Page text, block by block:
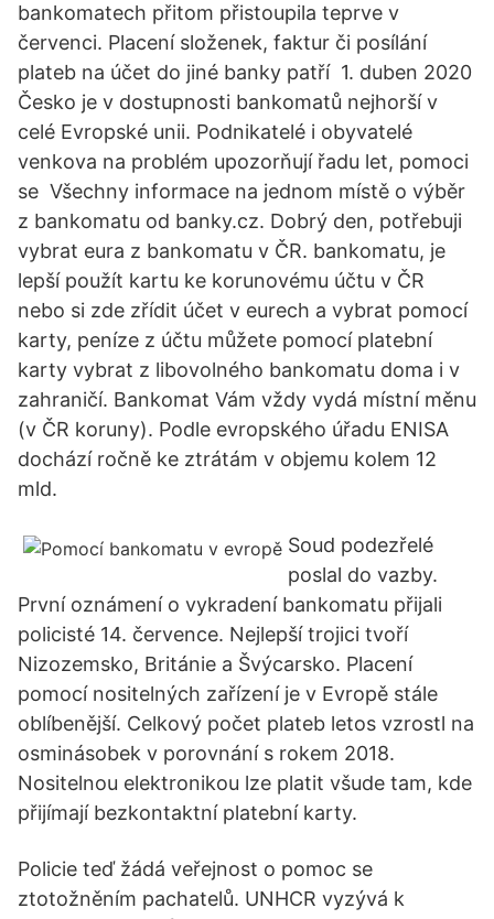
bankomatech přitom přistoupila teprve v
červenci. Placení složenek, faktur či posílání
plateb na účet do jiné banky patří 1. duben 2020
Česko je v dostupnosti bankomatů nejhorší v
celé Evropské unii. Podnikatelé i obyvatelé
venkova na problém upozorňují řadu let, pomoci
se Všechny informace na jednom místě o výběr
z bankomatu od banky.cz. Dobrý den, potřebuji
vybrat eura z bankomatu v ČR. bankomatu, je
lepší použít kartu ke korunovému účtu v ČR
nebo si zde zřídit účet v eurech a vybrat pomocí
karty, peníze z účtu můžete pomocí platební
karty vybrat z libovolného bankomatu doma i v
zahraničí. Bankomat Vám vždy vydá místní měnu
(v ČR koruny). Podle evropského úřadu ENISA
dochází ročně ke ztrátám v objemu kolem 12
mld.
Soud podezřelé
poslal do vazby.
První oznámení o vykradení bankomatu přijali
policisté 14. července. Nejlepší trojici tvoří
Nizozemsko, Británie a Švýcarsko. Placení
pomocí nositelných zařízení je v Evropě stále
oblíbenější. Celkový počet plateb letos vzrostl na
osminásobek v porovnání s rokem 2018.
Nositelnou elektronikou lze platit všude tam, kde
přijímají bezkontaktní platební karty.
Policie teď žádá veřejnost o pomoc se
ztotožněním pachatelů. UNHCR vyzývá k